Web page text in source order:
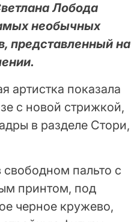
Лобода
необычных
представленный на
артистка показала
с новой стрижкой,
в разделе Стори,
свободном пальто с
принтом, под
черное кружево,